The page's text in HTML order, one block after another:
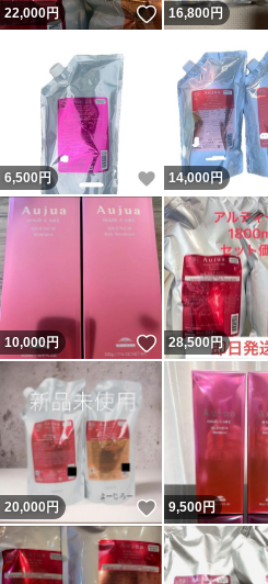
22,000円 いいね！
16,800円
6,500 円 いいね！
14,000円
10,000円 いいね！
28,500円
20,000円 いいね！
9,500円